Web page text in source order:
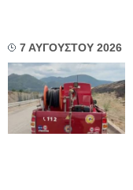
7 ΑΥΓΟΥΣΤΟΥ 2026